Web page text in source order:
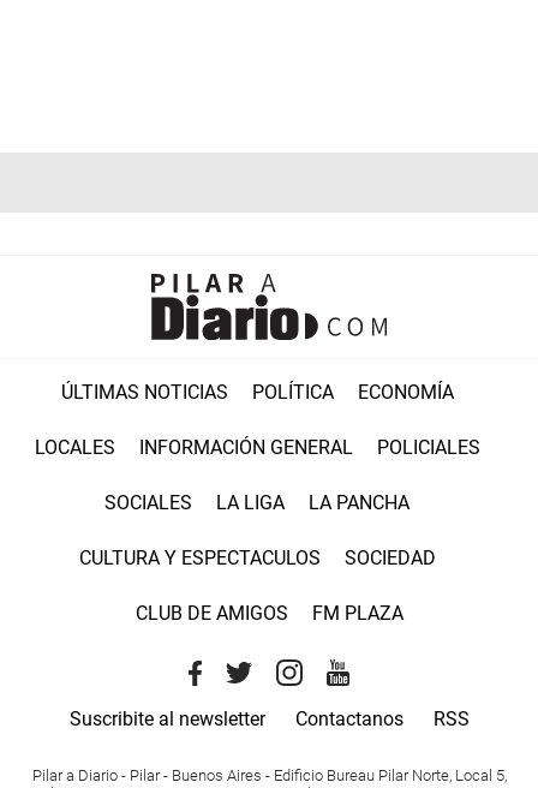
ÚLTIMAS NOTICIAS POLÍTICA ECONOMÍA
LOCALES INFORMACIÓN GENERAL POLICIALES
SOCIALES LA LIGA LA PANCHA
CULTURA Y ESPECTACULOS SOCIEDAD
CLUB DE AMIGOS FM PLAZA
Suscribite al newsletter Contactanos RSS
Pilar a Diario - Pilar - Buenos Aires - Edificio Bureau Pilar Norte, Local 5,